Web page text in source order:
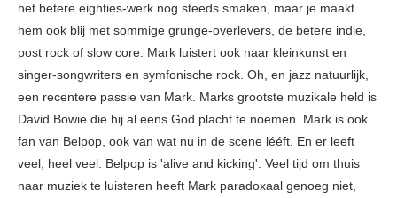
het betere eighties-werk nog steeds smaken, maar je maakt
hem ook blij met sommige grunge-overlevers, de betere indie,
post rock of slow core. Mark luistert ook naar kleinkunst en
singer-songwriters en symfonische rock. Oh, en jazz natuurlijk,
een recentere passie van Mark. Marks grootste muzikale held is
David Bowie die hij al eens God placht te noemen. Mark is ook
fan van Belpop, ook van wat nu in de scene lééft. En er leeft
veel, heel veel. Belpop is 'alive and kicking'. Veel tijd om thuis
naar muziek te luisteren heeft Mark paradoxaal genoeg niet,